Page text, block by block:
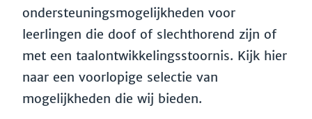
ondersteuningsmogelijkheden voor
leerlingen die doof of slechthorend zijn of
met een taalontwikkelingsstoornis. Kijk hier
naar een voorlopige selectie van
mogelijkheden die wij bieden.